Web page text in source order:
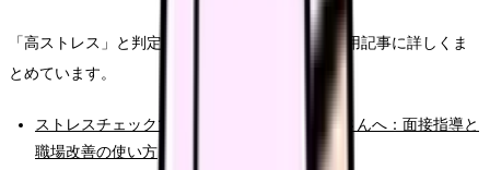
「高ストレス」と判定されたあとの動き方は、専用記事に詳しくま
とめています。
ストレスチェックで高ストレスだった看護師さんへ：面接指導と
職場改善の使い方